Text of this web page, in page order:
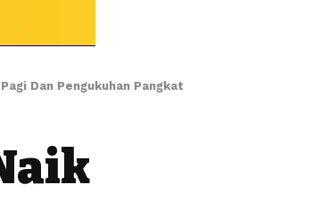
Dan Pengukuhan Pangkat